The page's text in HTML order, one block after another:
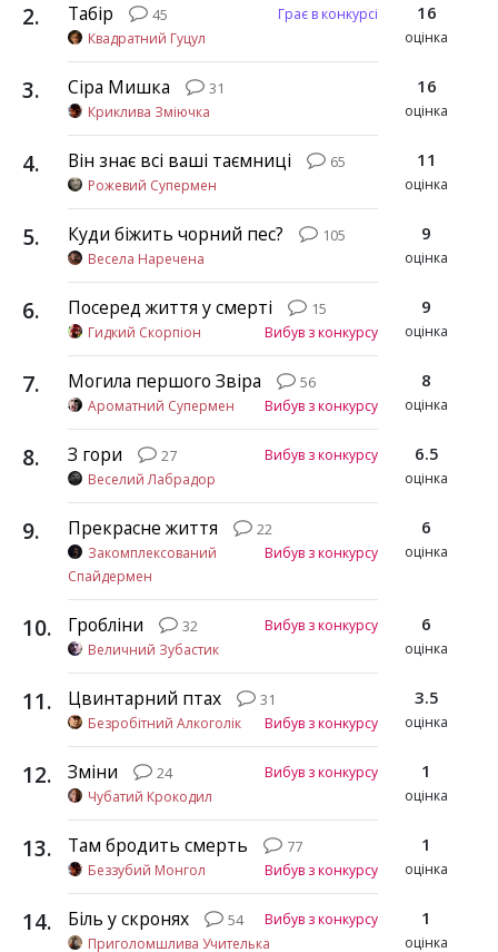
2. Табір 45
Грає в конкурсі
Квадратний Гуцул
16
оцінка
3. Сіра Мишка
31
Криклива Зміючка
16
оцінка
4. Він знає всі ваші таємниці
65
Рожевий Супермен
11
оцінка
5. Куди біжить чорний пес?
105
Весела Наречена
9
оцінка
6. Посеред життя у смерті
15
Вибув з конкурсу
Гидкий Скорпіон
9
оцінка
7. Могила першого Звіра
56
Вибув з конкурсу
Ароматний Супермен
8
оцінка
8. З гори 27
Вибув з конкурсу
Веселий Лабрадор
6.5
оцінка
9. Прекрасне життя
22
Вибув з конкурсу
Закомплексований
Спайдермен
6
оцінка
10. Гробліни 32
Вибув з конкурсу
Величний Зубастик
6
оцінка
11. Цвинтарний птах
31
Вибув з конкурсу
Безробітний Алкоголік
3.5
оцінка
12. Зміни 24
Вибув з конкурсу
Чубатий Крокодил
1
оцінка
13. Там бродить смерть
77
Вибув з конкурсу
Беззубий Монгол
1
оцінка
14. Біль у скронях 54
Вибув з конкурсу
Приголомшлива Учителька
1
оцінка